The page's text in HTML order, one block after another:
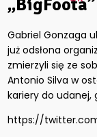
Gabriel Gonzaga
już odsłona
zmierzyli się ze
Antonio Silva w
kariery do udanej,
https://